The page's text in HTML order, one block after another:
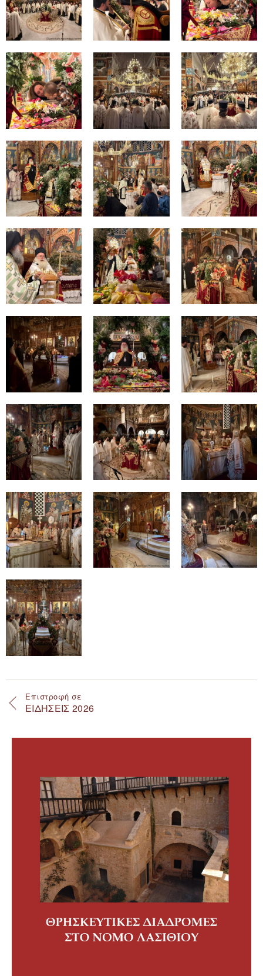
Επιστροφή σε
ΕΙΔΗΣΕΙΣ 2026